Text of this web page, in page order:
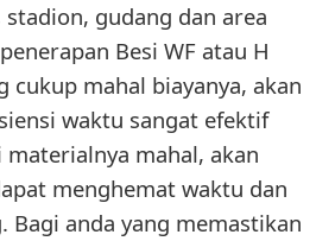
gudang dan area
Besi WF atau H
cukup mahal biayanya, akan
waktu sangat efektif
materialnya mahal, akan
menghemat waktu dan
Bagi anda yang memastikan